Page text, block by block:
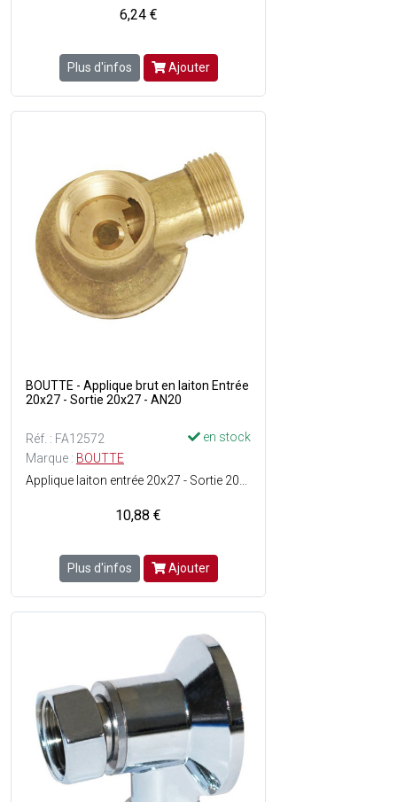
6,24 €
Plus d'infos Ajouter
BOUTTE - Applique brut en laiton Entrée
20x27 - Sortie 20x27 - AN20
Réf. : FA12572
en stock
Marque : BOUTTE
10,88 €
Plus d'infos Ajouter